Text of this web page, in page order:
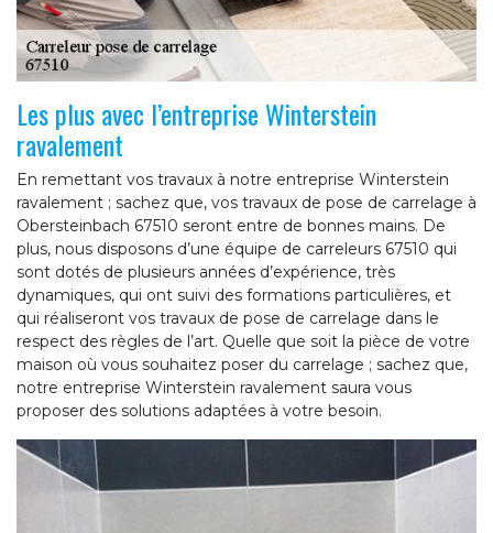
Les plus avec l’entreprise Winterstein
ravalement
En remettant vos travaux à notre entreprise Winterstein
ravalement ; sachez que, vos travaux de pose de carrelage à
Obersteinbach 67510 seront entre de bonnes mains. De
plus, nous disposons d’une équipe de carreleurs 67510 qui
sont dotés de plusieurs années d’expérience, très
dynamiques, qui ont suivi des formations particulières, et
qui réaliseront vos travaux de pose de carrelage dans le
respect des règles de l’art. Quelle que soit la pièce de votre
maison où vous souhaitez poser du carrelage ; sachez que,
notre entreprise Winterstein ravalement saura vous
proposer des solutions adaptées à votre besoin.